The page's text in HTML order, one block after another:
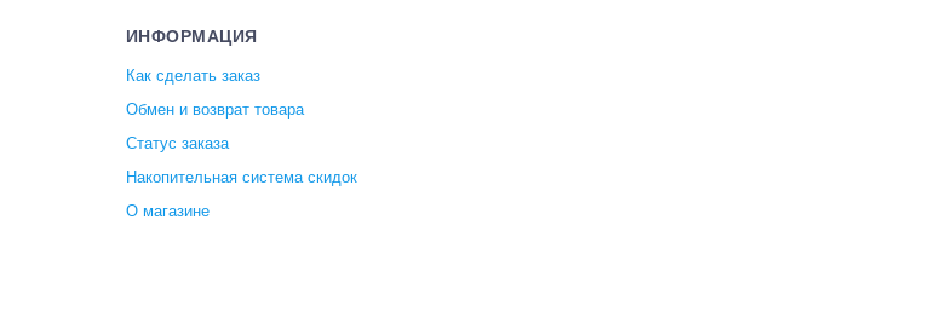
ИНФОРМАЦИЯ
Как сделать заказ
Обмен и возврат товара
Статус заказа
Накопительная система скидок
О магазине